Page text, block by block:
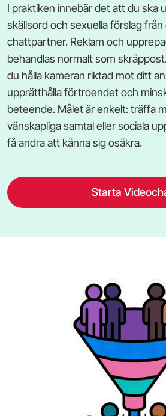
I praktiken innebär det att du ska
skällsord och sexuella förslag
chattpartner. Reklam och
behandlas normalt som
du hålla kameran riktad mot ditt
upprätthålla förtroendet och
beteende. Målet är enkelt: träffa
vänskapliga samtal eller sociala
få andra att känna sig osäkra.
Starta